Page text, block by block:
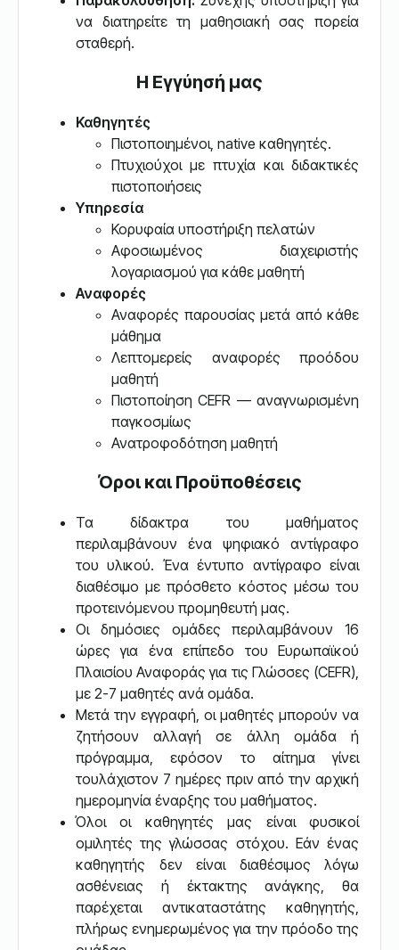
να διατηρείτε τη μαθησιακή σας πορεία
σταθερή.
Η Εγγύησή μας
Καθηγητές
Πιστοποιημένοι, native καθηγητές.
Πτυχιούχοι με πτυχία και διδακτικές
πιστοποιήσεις
Υπηρεσία
Κορυφαία υποστήριξη πελατών
Αφοσιωμένος διαχειριστής
λογαριασμού για κάθε μαθητή
Αναφορές
Αναφορές παρουσίας μετά από κάθε
μάθημα
Λεπτομερείς αναφορές προόδου
μαθητή
Πιστοποίηση CEFR — αναγνωρισμένη
παγκοσμίως
Ανατροφοδότηση μαθητή
Όροι και Προϋποθέσεις
Τα δίδακτρα του μαθήματος
περιλαμβάνουν ένα ψηφιακό αντίγραφο
του υλικού. Ένα έντυπο αντίγραφο είναι
διαθέσιμο με πρόσθετο κόστος μέσω του
προτεινόμενου προμηθευτή μας.
Οι δημόσιες ομάδες περιλαμβάνουν 16
ώρες για ένα επίπεδο του Ευρωπαϊκού
Πλαισίου Αναφοράς για τις Γλώσσες (CEFR),
με 2-7 μαθητές ανά ομάδα.
Μετά την εγγραφή, οι μαθητές μπορούν να
ζητήσουν αλλαγή σε άλλη ομάδα ή
πρόγραμμα, εφόσον το αίτημα γίνει
τουλάχιστον 7 ημέρες πριν από την αρχική
ημερομηνία έναρξης του μαθήματος.
Όλοι οι καθηγητές μας είναι φυσικοί
ομιλητές της γλώσσας στόχου. Εάν ένας
καθηγητής δεν είναι διαθέσιμος λόγω
ασθένειας ή έκτακτης ανάγκης, θα
παρέχεται αντικαταστάτης καθηγητής,
πλήρως ενημερωμένος για την πρόοδο της